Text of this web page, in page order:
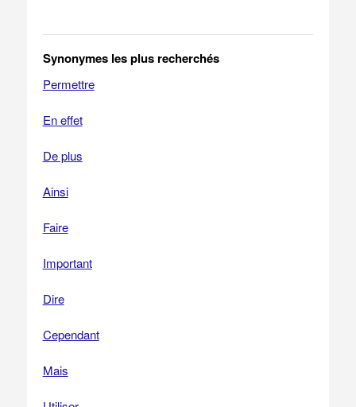
Synonymes les plus recherchés
Permettre
En effet
De plus
Ainsi
Faire
Important
Dire
Cependant
Mais